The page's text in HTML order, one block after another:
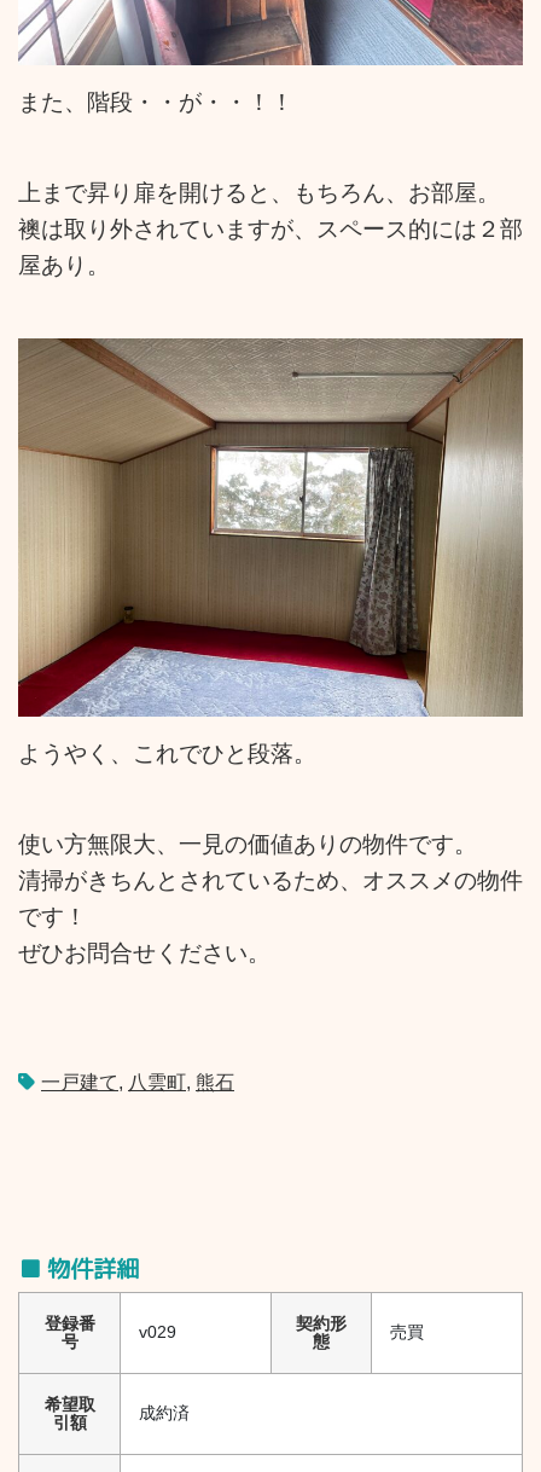
また、階段・・が・・！！
上まで昇り扉を開けると、もちろん、お部屋。
襖は取り外されていますが、スペース的には２部
屋あり。
ようやく、これでひと段落。
使い方無限大、一見の価値ありの物件です。
清掃がきちんとされているため、オススメの物件
です！
ぜひお問合せください。
一戸建て, 八雲町, 熊石
■ 物件詳細
登録番
号
v029
契約形
態
売買
希望取
引額
成約済